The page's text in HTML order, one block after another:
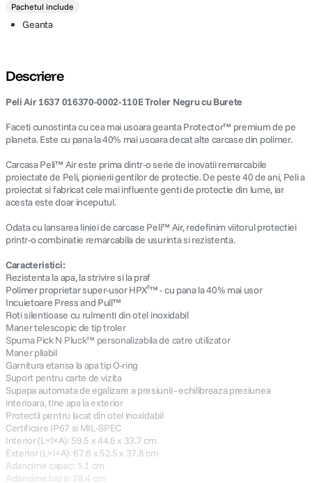
Pachetul include
Geanta
Descriere
Peli Air 1637 016370-0002-110E Troler Negru cu Burete
Faceti cunostinta cu cea mai usoara geanta Protector™ premium de pe
planeta. Este cu pana la 40% mai usoara decat alte carcase din polimer.
Carcasa Peli™ Air este prima dintr-o serie de inovatii remarcabile
proiectate de Peli, pionierii gentilor de protectie. De peste 40 de ani, Peli a
proiectat si fabricat cele mai influente genti de protectie din lume, iar
acesta este doar inceputul.
Odata cu lansarea liniei de carcase Peli™ Air, redefinim viitorul protectiei
printr-o combinatie remarcabila de usurinta si rezistenta.
Caracteristici:
Rezistenta la apa, la strivire si la praf
Polimer proprietar super-usor HPX²™ - cu pana la 40% mai usor
Incuietoare Press and Pull™
Roti silentioase cu rulmenti din otel inoxidabil
Maner telescopic de tip troler
Spuma Pick N Pluck™ personalizabila de catre utilizator
Maner pliabil
Garnitura etansa la apa tip O-ring
Suport pentru carte de vizita
Supapa automata de egalizare a presiunii - echilibreaza presiunea
interioara, tine apa la exterior
Protectii pentru lacat din otel inoxidabil
Certificare IP67 si MIL-SPEC
Interior (L×l×A): 59.5 x 44.6 x 33.7 cm
Exterior (L×l×A): 67.6 x 52.5 x 37.8 cm
Adancime capac: 5.1 cm
Adancime baza: 28.4 cm